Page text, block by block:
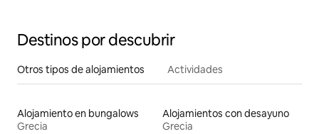
Destinos por descubrir
Otros tipos de alojamientos Actividades
Alojamiento en bungalows
Grecia
Alojamientos con desayuno
Grecia